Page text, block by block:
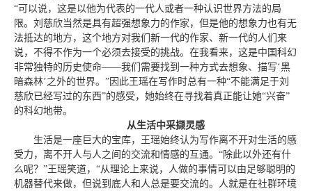
“可以说，这是以他为代表的一代人或者一种认识世界方法的局
限。刘慈欣当然是具有超强想象力的作家，但是他的想象力也有无
法抵达的地方，这个地方对我们新一代的作家、新一代的人们来
说，不得不作为一个必须去接受的挑战。在我看来，这是中国科幻
非常独特的历史使命——我们需要找到一种方式去想象、描写‘黑
暗森林’之外的世界。”因此王瑶在写作时总有一种“不能满足于刘
慈欣已经写过的东西”的感受，她始终在寻找着真正能让她“兴奋”
的科幻地带。
从生活中采撷灵感
生活是一座巨大的宝库，王瑶始终认为写作离不开对生活的感
受力，离不开人与人之间的交流和情感的互通。“除此以外还有什
么呢？”王瑶笑道，“从理论上来说，人做的事情可以由足够聪明的
机器替代来做，但说到底人和人总是要交流的。人就是在社群环境